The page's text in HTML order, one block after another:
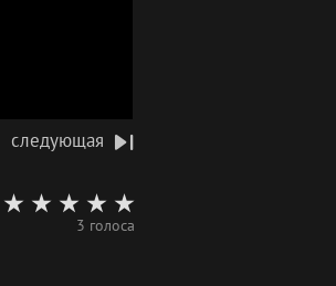
следующая
3 голоса